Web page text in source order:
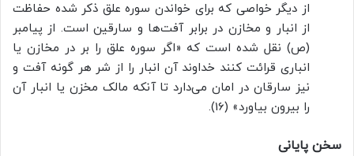
از دیگر خواصی که برای خواندن سوره علق ذکر شده حفاظت
از انبار و مخازن در برابر آفت‌ها و سارقین است. از پیامبر
(ص) نقل شده است که «اگر سوره علق را بر در مخازن یا
انباری قرائت کنند خداوند آن انبار را از شر هر گونه آفت و
نیز سارقان در امان می‌دارد تا آنکه مالک مخزن یا انبار آن
را بیرون بیاورد» (16).
سخن پایانی